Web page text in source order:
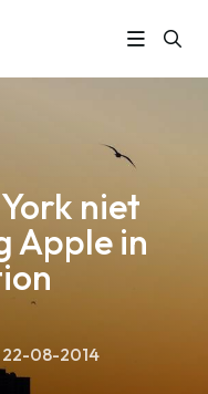
niet
Apple in
22-08-2014